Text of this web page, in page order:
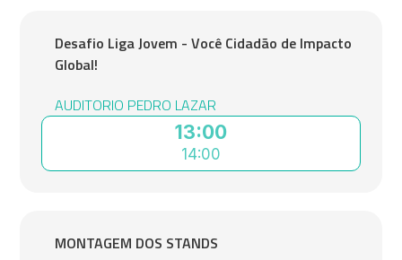
13:00
14:00
Desafio Liga Jovem - Você Cidadão de Impacto
Global!
AUDITORIO PEDRO LAZAR
MONTAGEM DOS STANDS